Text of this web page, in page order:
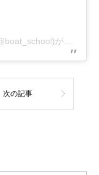
次の記事